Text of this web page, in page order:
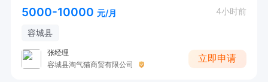
5000-10000 元/月 4小时前
容城县
张经理
容城县淘气猫商贸有限公司
立即申请